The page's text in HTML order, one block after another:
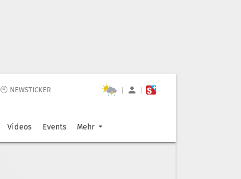
🕙 NEWSTICKER | |
Videos Events Mehr